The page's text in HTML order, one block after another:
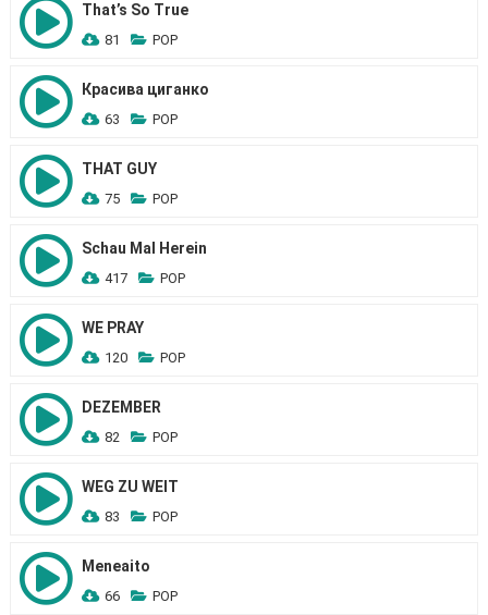
That’s So True
81 POP
Красива циганко
63 POP
THAT GUY
75 POP
Schau Mal Herein
417 POP
WE PRAY
120 POP
DEZEMBER
82 POP
WEG ZU WEIT
83 POP
Meneaito
66 POP